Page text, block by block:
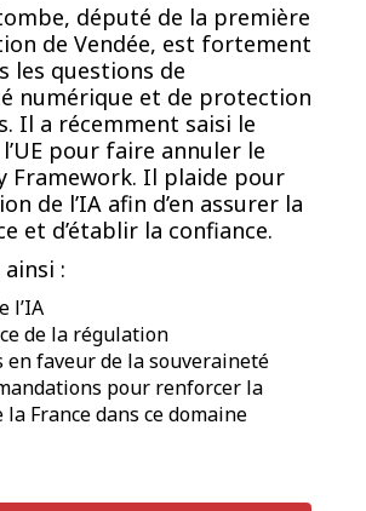
député de la première
de Vendée, est fortement
les questions de
numérique et de protection
Il a récemment saisi le
pour faire annuler le
Framework. Il plaide pour
de l’IA afin d’en assurer la
et d’établir la confiance.
:
l’IA
de la régulation
en faveur de la souveraineté
pour renforcer la
France dans ce domaine